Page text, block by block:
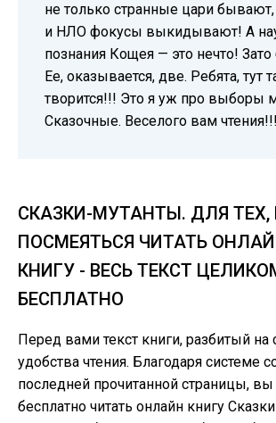
не только странные цари
и НЛО фокусы выкидывают! А
познания Кощея — это нечто! Зато
Ее, оказывается, две. Ребята, тут
творится!!! Это я уж про выборы
Сказочные. Веселого вам чтения!!!
СКАЗКИ-МУТАНТЫ. ДЛЯ
ПОСМЕЯТЬСЯ ЧИТАТЬ
КНИГУ - ВЕСЬ ТЕКСТ
БЕСПЛАТНО
Перед вами текст книги, разбитый на
удобства чтения. Благодаря системе
последней прочитанной страницы,
бесплатно читать онлайн книгу